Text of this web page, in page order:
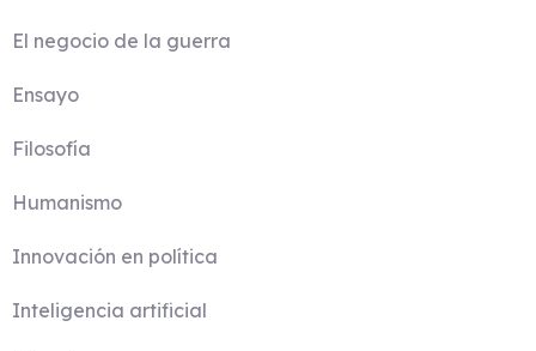
El negocio de la guerra
Ensayo
Filosofía
Humanismo
Innovación en política
Inteligencia artificial